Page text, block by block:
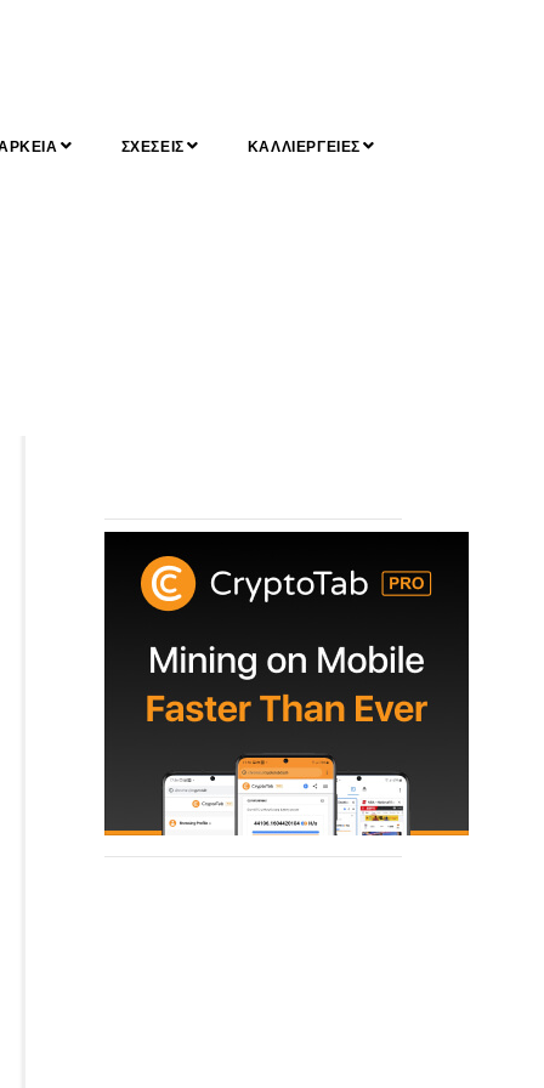
ΣΧΕΣΕΙΣ ΚΑΛΛΙΕΡΓΕΙΕΣ